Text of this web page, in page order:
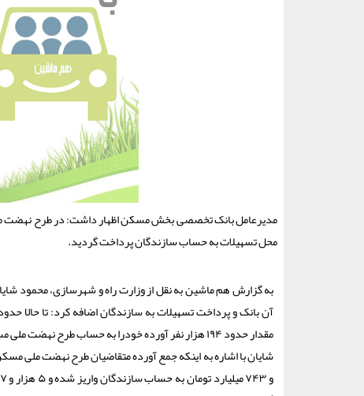
محل تسهیلات به حساب سازندگان پرداخت گردید.
به گزارش هم ماشین به نقل از وزارت راه و شهرسازی، محمود
مقدار حدود ۱۹۴ هزار نفر آورده خودرا به حساب طرح نهضت ملی مسکن واریز کردند.